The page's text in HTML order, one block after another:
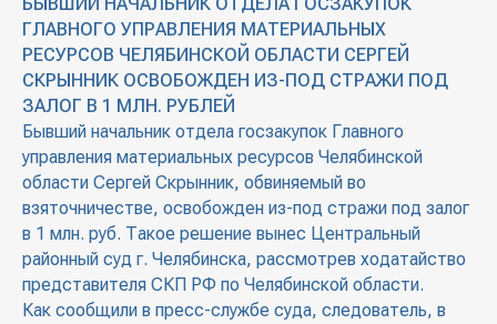
БЫВШИЙ НАЧАЛЬНИК ОТДЕЛА ГОСЗАКУПОК
ГЛАВНОГО УПРАВЛЕНИЯ МАТЕРИАЛЬНЫХ
РЕСУРСОВ ЧЕЛЯБИНСКОЙ ОБЛАСТИ СЕРГЕЙ
СКРЫННИК ОСВОБОЖДЕН ИЗ-ПОД СТРАЖИ ПОД
ЗАЛОГ В 1 МЛН. РУБЛЕЙ
Бывший начальник отдела госзакупок Главного
управления материальных ресурсов Челябинской
области Сергей Скрынник, обвиняемый во
взяточничестве, освобожден из-под стражи под залог
в 1 млн. руб. Такое решение вынес Центральный
районный суд г. Челябинска, рассмотрев ходатайство
представителя СКП РФ по Челябинской области.
Как сообщили в пресс-службе суда, следователь, в